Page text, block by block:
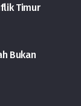
Timur
Bukan